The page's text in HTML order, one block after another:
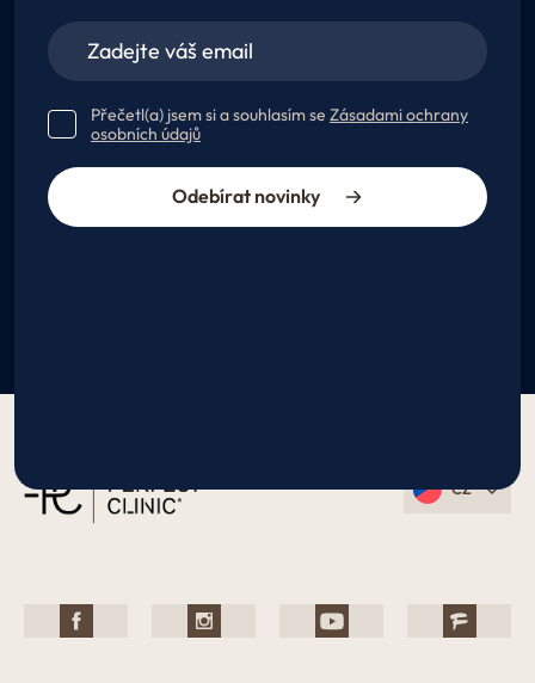
Přečetl(a) jsem si a souhlasím se Zásadami ochrany
osobních údajů
Odebírat novinky
CZ